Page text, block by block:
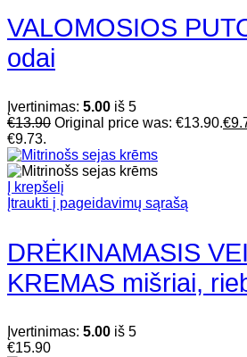
VALOMOSIOS
odai
Įvertinimas: 5.00 iš 5
€13.90 Original price was: €13.90.€
€9.73.
Į krepšelį
Įtraukti į pageidavimų sąrašą
DRĖKINAMASIS
KREMAS mišriai,
Įvertinimas: 5.00 iš 5
€15.90